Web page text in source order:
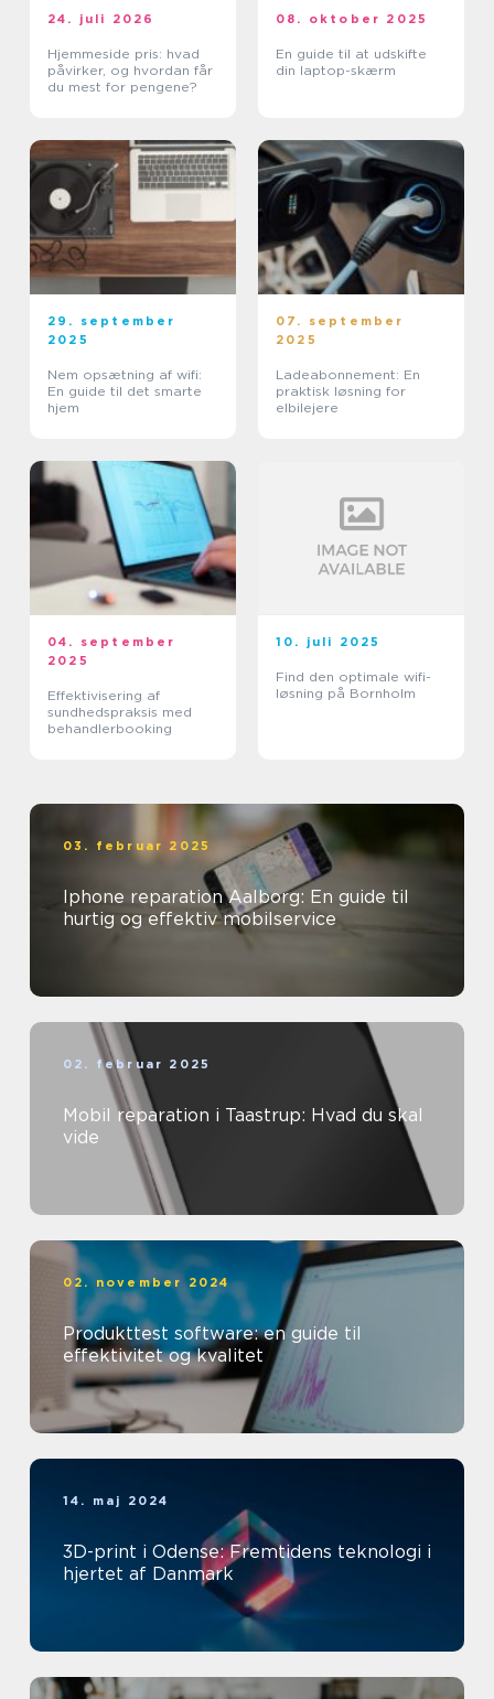
24. juli 2026
Hjemmeside pris: hvad
påvirker, og hvordan får
du mest for pengene?
08. oktober 2025
En guide til at udskifte
din laptop-skærm
29. september
2025
Nem opsætning af wifi:
En guide til det smarte
hjem
07. september
2025
Ladeabonnement: En
praktisk løsning for
elbilejere
04. september
2025
Effektivisering af
sundhedspraksis med
behandlerbooking
10. juli 2025
Find den optimale wifi-
løsning på Bornholm
03. februar 2025
Iphone reparation Aalborg: En guide til
hurtig og effektiv mobilservice
02. februar 2025
Mobil reparation i Taastrup: Hvad du skal
vide
02. november 2024
Produkttest software: en guide til
effektivitet og kvalitet
14. maj 2024
3D-print i Odense: Fremtidens teknologi i
hjertet af Danmark